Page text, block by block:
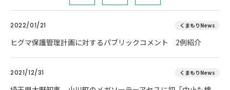
2022/01/21 くまもりNews
ヒグマ保護管理計画に対するパブリックコメント 2例紹介
2021/12/31 くまもりNews